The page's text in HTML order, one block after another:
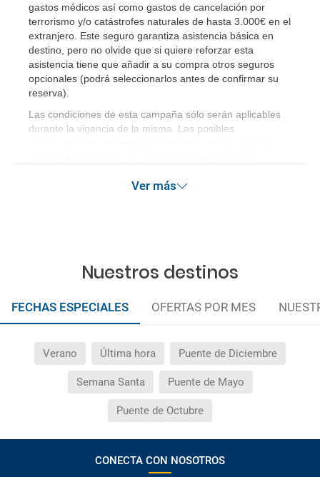
gastos médicos así como gastos de cancelación por
terrorismo y/o catástrofes naturales de hasta 3.000€ en el
extranjero. Este seguro garantiza asistencia básica en
destino, pero no olvide que si quiere reforzar esta
asistencia tiene que añadir a su compra otros seguros
opcionales (podrá seleccionarlos antes de confirmar su
reserva)
Las condiciones de esta campaña sólo serán aplicables
durante la vigencia de la misma. Las posibles
Ver más
Nuestros destinos
FECHAS ESPECIALES OFERTAS POR MES
Verano Última hora Puente de Diciembre
Semana Santa Puente de Mayo
Puente de Octubre
CONECTA CON NOSOTROS